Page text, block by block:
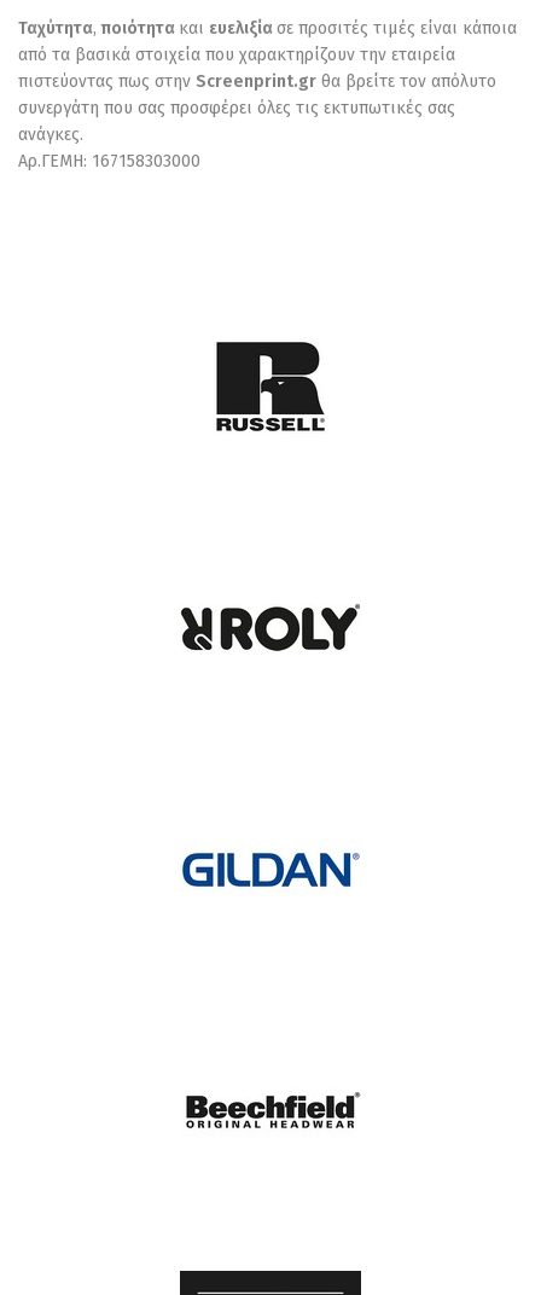
Ταχύτητα,ποιότητα και ευελιξίασε προσιτές τιμές είναι κάποια
από τα βασικά στοιχεία που χαρακτηρίζουν την εταιρεία
πιστεύοντας πως στην Screenprint.gr θα βρείτε τον απόλυτο
συνεργάτη που σας προσφέρει όλες τις εκτυπωτικές σας
ανάγκες.
Αρ.ΓΕΜΗ: 167158303000